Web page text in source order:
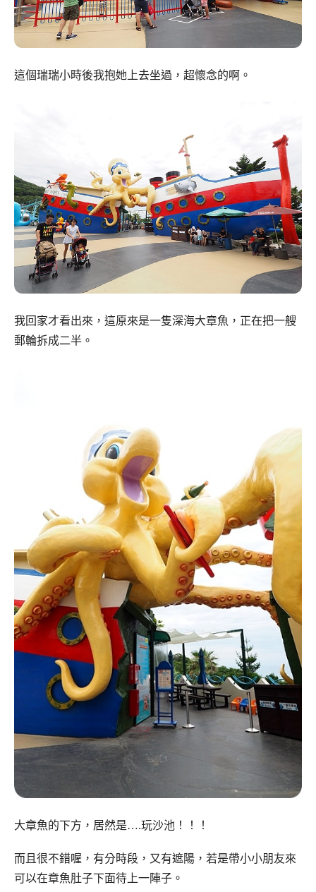
這個瑞瑞小時後我抱她上去坐過，超懷念的啊。
我回家才看出來，這原來是一隻深海大章魚，正在把一艘
郵輪拆成二半。
大章魚的下方，居然是….玩沙池！！！
而且很不錯喔，有分時段，又有遮陽，若是帶小小朋友來
可以在章魚肚子下面待上一陣子。